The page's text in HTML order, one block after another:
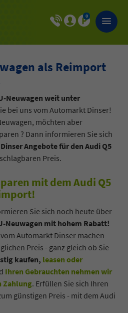
0
als Reimport
Neuwagen weit unter
bei uns vom Automarkt Dinser!
möchten aber
? Dann informieren Sie sich
Angebote für den Audi Q5
Preis.
mit dem Audi Q5
Sie sich noch heute über
Neuwagen mit hohem Rabatt!
Automarkt Dinser machen
Preis - ganz gleich ob Sie
kaufen, leasen oder
Ihren Gebrauchten nehmen wir
Zahlung. Erfüllen Sie sich Ihren
günstigen Preis - mit dem Audi